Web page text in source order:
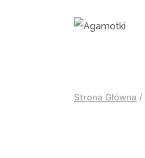
Strona Główna /